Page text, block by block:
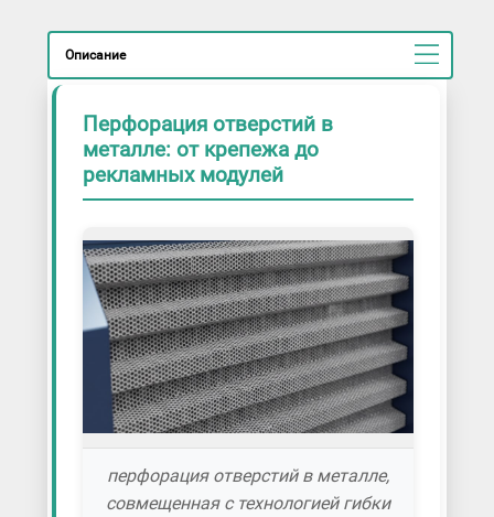
Описание
Перфорация отверстий в
металле: от крепежа до
рекламных модулей
перфорация отверстий в металле,
совмещенная с технологией гибки